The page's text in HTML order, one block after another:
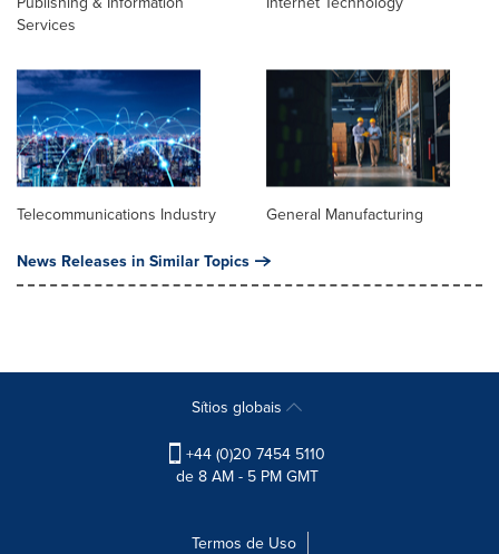
Services
Telecommunications Industry General Manufacturing
News Releases in Similar Topics
Sítios globais
+44 (0)20 7454 5110
de 8 AM - 5 PM GMT
Termos de Uso